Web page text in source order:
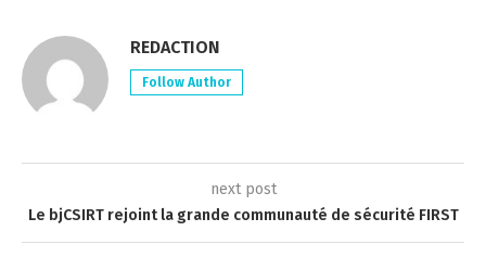
REDACTION
Follow Author
next post
Le bjCSIRT rejoint la grande communauté de sécurité FIRST